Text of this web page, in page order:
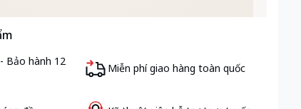
Bảo hành 12
Miễn phí giao hàng toàn quốc